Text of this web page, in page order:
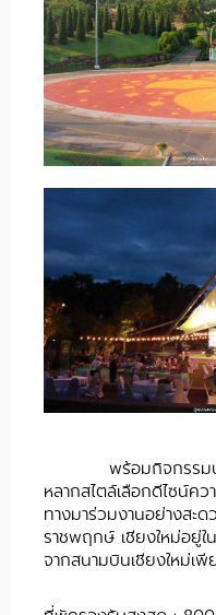
พร้อมกิจกรร
หลากสไตล์เลือกดีไซน์ค
ทางมาร่วมงานอย่างสะ
ราชพฤกษ์ เชียงใหม่อยู่ใ
จากสนามบินเชียงใหม่เ